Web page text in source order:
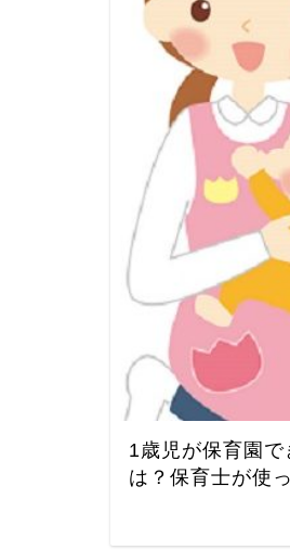
1歳児が保育園
は？保育士が使